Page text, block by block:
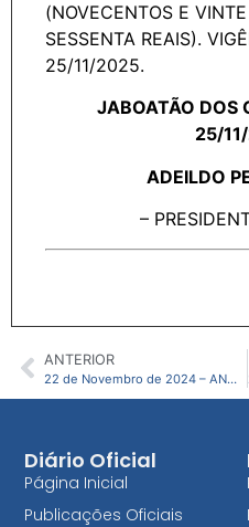
(NOVECENTOS E
SESSENTA REAIS).
25/11/2025.
JABOATÃO DOS
25/
ADEILDO
–
ANTERIOR
22 de Novembro de 2024 – ANO IX – N59 CMJG
Diário Oficial
Página Inicial
Publicações Oficiais